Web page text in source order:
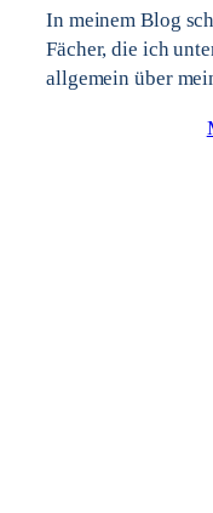
In meinem Blog
Fächer, die ich
allgemein über